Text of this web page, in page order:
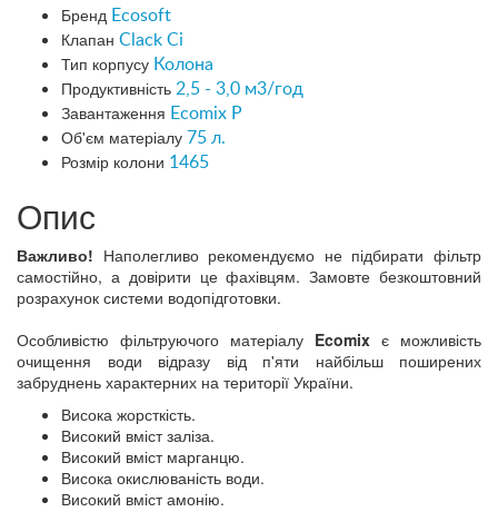
Бренд Ecosoft
Клапан Clack Ci
Тип корпусу Колона
Продуктивність 2,5 - 3,0 м3/год
Завантаження Ecomix P
Об'єм матеріалу 75 л.
Розмір колони 1465
Опис
Важливо! Наполегливо рекомендуємо не підбирати фільтр
самостійно, а довірити це фахівцям. Замовте безкоштовний
розрахунок системи водопідготовки.
Особливістю фільтруючого матеріалу Ecomix є можливість
очищення води відразу від п'яти найбільш поширених
забруднень характерних на території України.
Висока жорсткість.
Високий вміст заліза.
Високий вміст марганцю.
Висока окислюваність води.
Високий вміст амонію.